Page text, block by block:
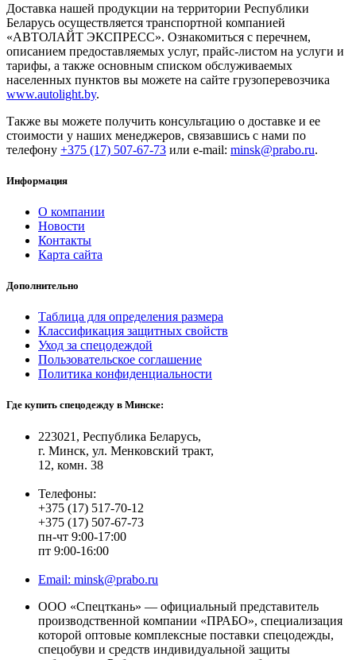
Доставка нашей продукции на территории Республики
Беларусь осуществляется транспортной компанией
«АВТОЛАЙТ ЭКСПРЕСС». Ознакомиться с перечнем,
описанием предоставляемых услуг, прайс-листом на услуги и
тарифы, а также основным списком обслуживаемых
населенных пунктов вы можете на сайте грузоперевозчика
www.autolight.by.
Также вы можете получить консультацию о доставке и ее
стоимости у наших менеджеров, связавшись с нами по
телефону +375 (17) 507-67-73 или e-mail: minsk@prabo.ru.
Информация
О компании
Новости
Контакты
Карта сайта
Дополнительно
Таблица для определения размера
Классификация защитных свойств
Уход за спецодеждой
Пользовательское соглашение
Политика конфиденциальности
Где купить спецодежду в Минске:
223021, Республика Беларусь,
г. Минск, ул. Менковский тракт,
12, комн. 38
Телефоны:
+375 (17) 517-70-12
+375 (17) 507-67-73
пн-чт 9:00-17:00
пт 9:00-16:00
Email: minsk@prabo.ru
ООО «Спецткань» — официальный представитель
производственной компании «ПРАБО», специализация
которой оптовые комплексные поставки спецодежды,
спецобуви и средств индивидуальной защиты